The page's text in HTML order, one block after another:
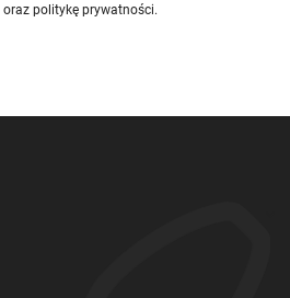
oraz politykę prywatności.